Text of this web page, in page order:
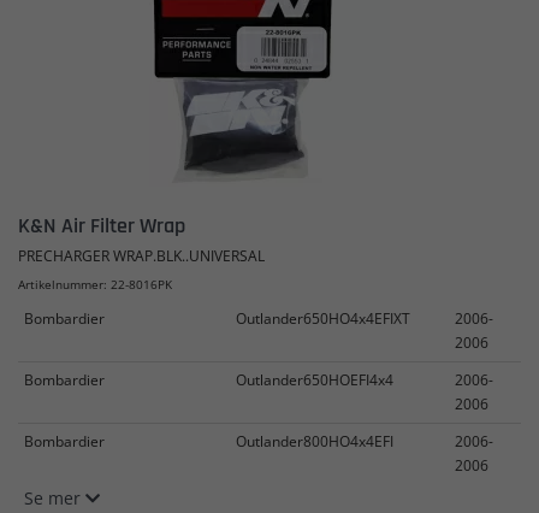
K&N Air Filter Wrap
PRECHARGER WRAP.BLK..UNIVERSAL
Artikelnummer: 22-8016PK
Bombardier Outlander650HO4x4EFIXT
2006-
2006
Bombardier
Outlander650HOEFI4x4
2006-
2006
Bombardier
Outlander800HO4x4EFI
2006-
2006
Se mer